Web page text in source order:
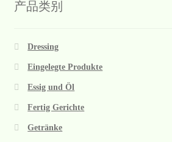
产品类别
Dressing
Eingelegte Produkte
Essig und Öl
Fertig Gerichte
Getränke